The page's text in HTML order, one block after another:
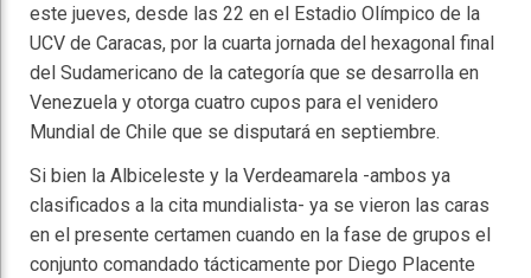
este jueves, desde las 22 en el Estadio Olímpico de la
UCV de Caracas, por la cuarta jornada del hexagonal final
del Sudamericano de la categoría que se desarrolla en
Venezuela y otorga cuatro cupos para el venidero
Mundial de Chile que se disputará en septiembre.
Si bien la Albiceleste y la Verdeamarela -ambos ya
clasificados a la cita mundialista- ya se vieron las caras
en el presente certamen cuando en la fase de grupos el
conjunto comandado tácticamente por Diego Placente